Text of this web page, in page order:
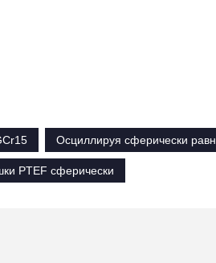
Осциллируя сферически
PTEF сферически